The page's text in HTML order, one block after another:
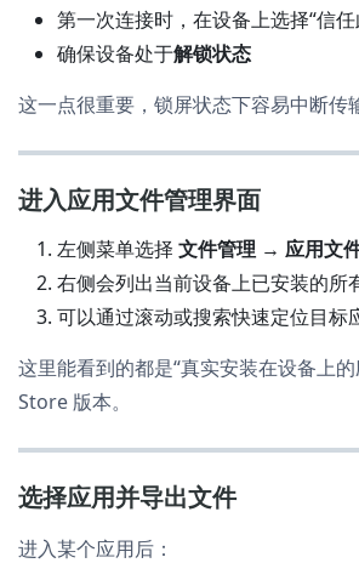
第一次连接时，在设备上选择“信任
确保设备处于解锁状态
这一点很重要，锁屏状态下容易中断传
进入应用文件管理界面
左侧菜单选择 文件管理 → 应用文
右侧会列出当前设备上已安装的所
可以通过滚动或搜索快速定位目标
这里能看到的都是“真实安装在设备上
Store 版本。
选择应用并导出文件
进入某个应用后：